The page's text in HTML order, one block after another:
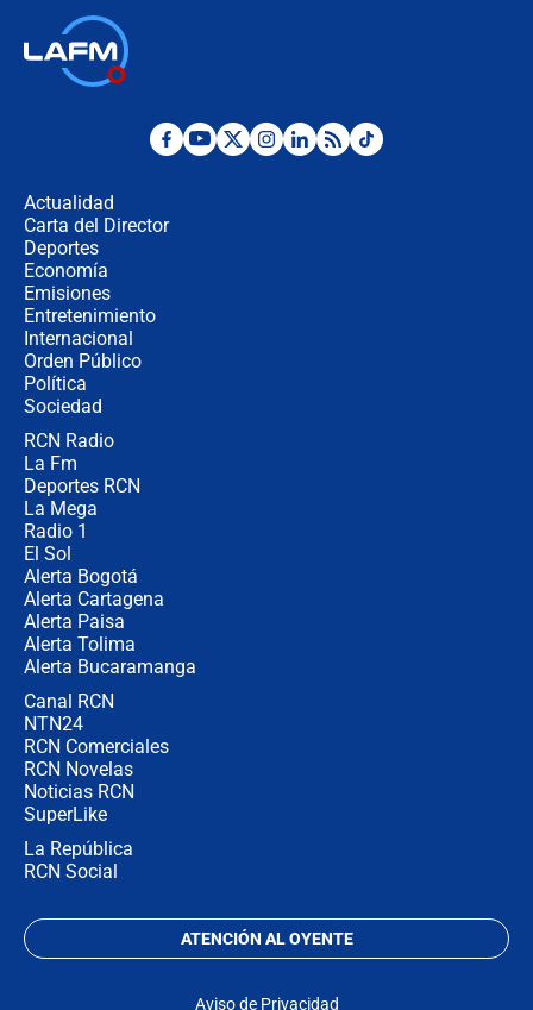
Desde dermatitis hasta infecciones:
Actualidad
Carta del Director
Deportes
Economía
Emisiones
Entretenimiento
Internacional
Orden Público
Política
Sociedad
RCN Radio
La Fm
Deportes RCN
La Mega
Radio 1
El Sol
Alerta Bogotá
Alerta Cartagena
Alerta Paisa
Alerta Tolima
Alerta Bucaramanga
Canal RCN
NTN24
RCN Comerciales
RCN Novelas
Noticias RCN
SuperLike
La República
RCN Social
ATENCIÓN AL OYENTE
Aviso de Privacidad